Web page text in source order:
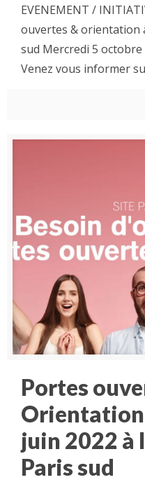
EVENEMENT /
ouvertes & orientation
sud Mercredi 5 octobre
Venez vous informer
Portes
juin 2022 à
Paris sud